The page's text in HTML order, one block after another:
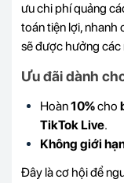
ưu chi phí quảng
toán tiện lợi, nhanh
sẽ được hưởng
Ưu đãi dành
Hoàn10%cho
TikTok Live.
Không giới
Đây là cơ hội để